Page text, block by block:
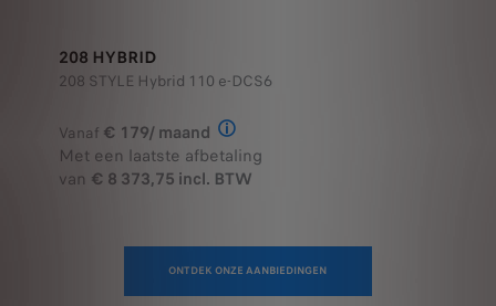
208 HYBRID
208 STYLE Hybrid 110 e-DCS6
€ 179/ maand
Illustratief voorbeeld van het
Met een laatste afbetaling
van € 8 373,75 incl. BTW